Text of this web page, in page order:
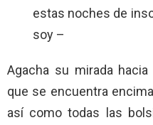
estas noches de
soy –
Agacha su mirada
que se encuentra
así como todas las